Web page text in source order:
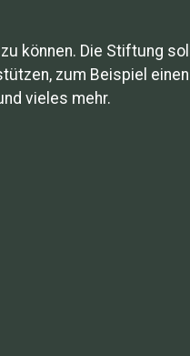
können. Die Stiftung
zum Beispiel
vieles mehr.